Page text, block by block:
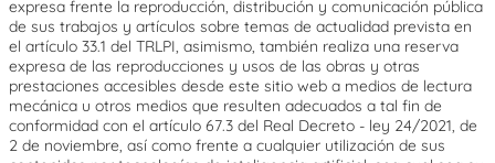
expresa frente la reproducción, distribución y comunicación pública
de sus trabajos y artículos sobre temas de actualidad prevista en
el artículo 33.1 del TRLPI, asimismo, también realiza una reserva
expresa de las reproducciones y usos de las obras y otras
prestaciones accesibles desde este sitio web a medios de lectura
mecánica u otros medios que resulten adecuados a tal fin de
conformidad con el artículo 67.3 del Real Decreto - ley 24/2021, de
2 de noviembre, así como frente a cualquier utilización de sus